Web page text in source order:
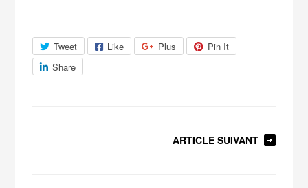
Tweet Like Plus
Pin It
Share
ARTICLE SUIVANT